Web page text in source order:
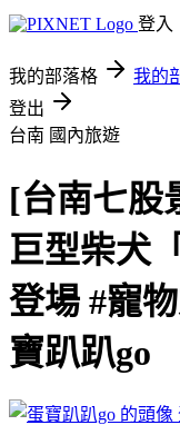
登入
我的部落格 我的
登出
台南 國內旅遊
[台南七股
巨型柴犬
登場 #寵
寶趴趴go